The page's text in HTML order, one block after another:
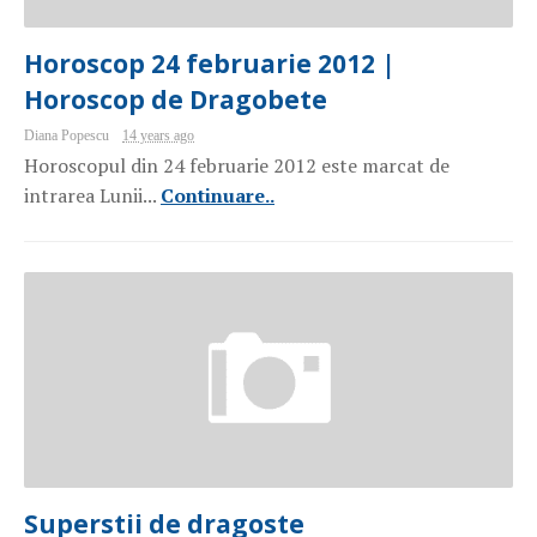
Horoscop 24 februarie 2012 |
Horoscop de Dragobete
Diana Popescu 14 years ago
Horoscopul din 24 februarie 2012 este marcat de
intrarea Lunii... Continuare..
Superstii de dragoste